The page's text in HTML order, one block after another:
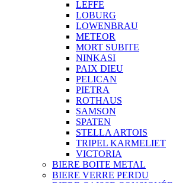
LEFFE
LOBURG
LOWENBRAU
METEOR
MORT SUBITE
NINKASI
PAIX DIEU
PELICAN
PIETRA
ROTHAUS
SAMSON
SPATEN
STELLA ARTOIS
TRIPEL KARMELIET
VICTORIA
BIERE BOITE METAL
BIERE VERRE PERDU